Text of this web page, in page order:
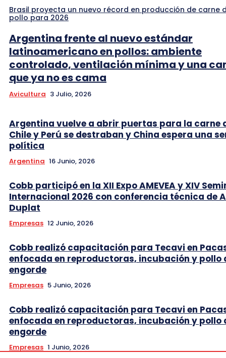
Brasil proyecta un nuevo récord en producción de carne
pollo para 2026
Argentina frente al nuevo estándar
latinoamericano en pollos: ambiente
controlado, ventilación mínima y una
que ya no es cama
Avicultura 3 Julio, 2026
Argentina vuelve a abrir puertas para la carne
Chile y Perú se destraban y China espera una
política
Argentina 16 Junio, 2026
Cobb participó en la XII Expo AMEVEA y XIV
Internacional 2026 con conferencia técnica de
Duplat
Empresas 12 Junio, 2026
Cobb realizó capacitación para Tecavi en
enfocada en reproductoras, incubación y pollo
engorde
Empresas 5 Junio, 2026
Cobb realizó capacitación para Tecavi en
enfocada en reproductoras, incubación y pollo
engorde
Empresas 1 Junio, 2026